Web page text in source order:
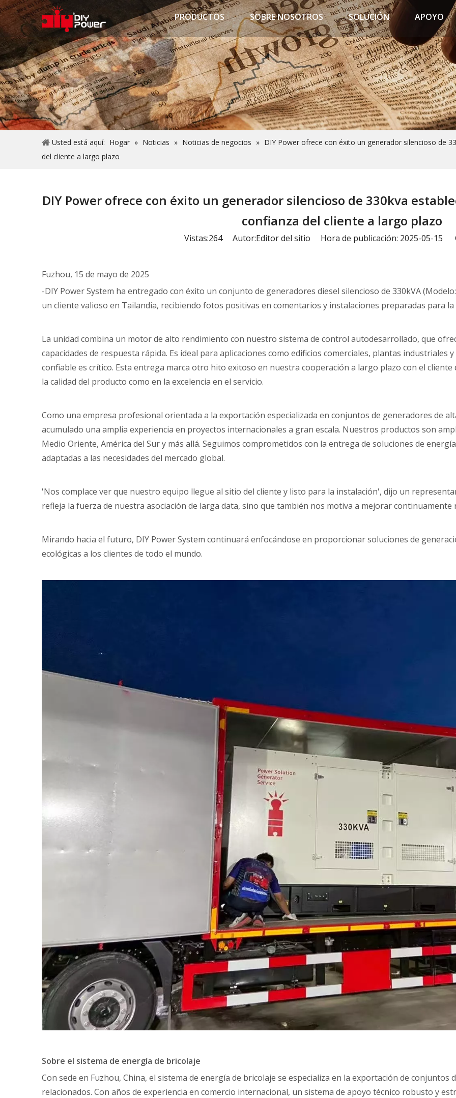
PRODUCTOS SOBRE NOSOTROS SOLUCIÓN APOYO
Usted está aquí: Hogar » Noticias » Noticias de negocios » DIY Power ofrece con éxito un generador silencioso de
del cliente a largo plazo
DIY Power ofrece con éxito un generador silencioso de 330kva
confianza del cliente a largo plazo
Vistas:264Autor:Editor del sitio Hora de publicación: 2025-05-15
Fuzhou, 15 de mayo de 2025
-DIY Power System ha entregado con éxito un conjunto de generadores diesel silencioso de 330kVA (Modelo:
un cliente valioso en Tailandia, recibiendo fotos positivas en comentarios y instalaciones preparadas para la
La unidad combina un motor de alto rendimiento con nuestro sistema de control autodesarrollado, que
capacidades de respuesta rápida. Es ideal para aplicaciones como edificios comerciales, plantas
confiable es crítico. Esta entrega marca otro hito exitoso en nuestra cooperación a largo plazo con el
la calidad del producto como en la excelencia en el servicio.
Como una empresa profesional orientada a la exportación especializada en conjuntos de generadores de
acumulado una amplia experiencia en proyectos internacionales a gran escala. Nuestros productos son
Medio Oriente, América del Sur y más allá. Seguimos comprometidos con la entrega de soluciones de
adaptadas a las necesidades del mercado global.
'Nos complace ver que nuestro equipo llegue al sitio del cliente y listo para la instalación', dijo un
refleja la fuerza de nuestra asociación de larga data, sino que también nos motiva a mejorar
Mirando hacia el futuro, DIY Power System continuará enfocándose en proporcionar soluciones de
ecológicas a los clientes de todo el mundo.
Sobre el sistema de energía de bricolaje
Con sede en Fuzhou, China, el sistema de energía de bricolaje se especializa en la exportación de conjuntos
relacionados. Con años de experiencia en comercio internacional, un sistema de apoyo técnico robusto y